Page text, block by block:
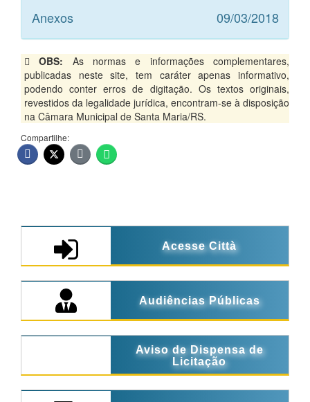
Anexos 09/03/2018
OBS: As normas e informações complementares,
publicadas neste site, tem caráter apenas informativo,
podendo conter erros de digitação. Os textos originais,
revestidos da legalidade jurídica, encontram-se à disposição
na Câmara Municipal de Santa Maria/RS.
Compartilhe:
Acesse Città
Audiências Públicas
Aviso de Dispensa de
Licitação